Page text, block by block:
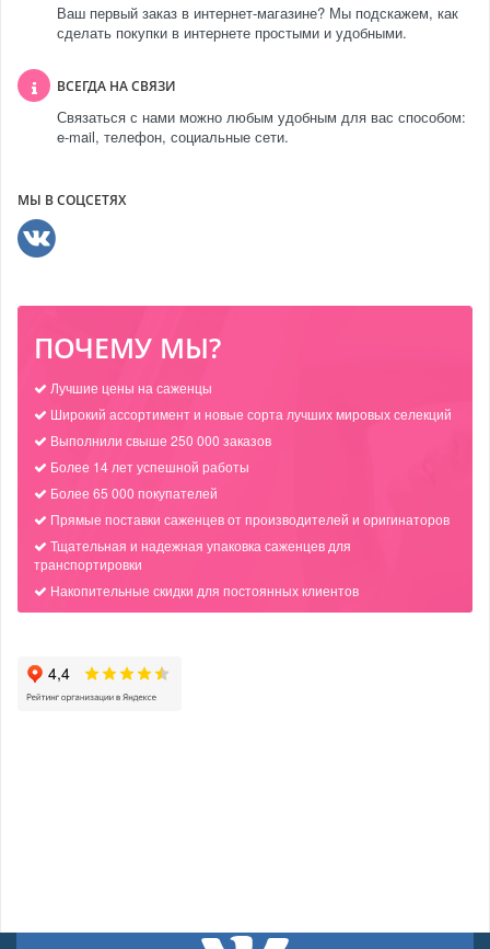
Ваш первый заказ в интернет-магазине? Мы подскажем, как
сделать покупки в интернете простыми и удобными.
ВСЕГДА НА СВЯЗИ
Связаться с нами можно любым удобным для вас способом:
e-mail, телефон, социальные сети.
МЫ В СОЦСЕТЯХ
ПОЧЕМУ МЫ?
Лучшие цены на саженцы
Широкий ассортимент и новые сорта лучших мировых селекций
Выполнили свыше 250 000 заказов
Более 14 лет успешной работы
Более 65 000 покупателей
Прямые поставки саженцев от производителей и оригинаторов
Тщательная и надежная упаковка саженцев для
транспортировки
Накопительные скидки для постоянных клиентов